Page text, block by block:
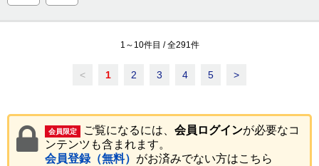
1 ～ 10件目 / 全291件
< 1 2 3 4 5 >
会員限定 ご覧になるには、 会員ログインが必要なコ
ンテンツも含まれます。
会員登録（無料） がお済みでない方はこちら